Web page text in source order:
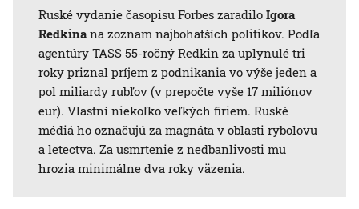
Ruské vydanie časopisu Forbes zaradilo Igora
Redkina na zoznam najbohatších politikov. Podľa
agentúry TASS 55-ročný Redkin za uplynulé tri
roky priznal príjem z podnikania vo výše jeden a
pol miliardy rubľov (v prepočte vyše 17 miliónov
eur). Vlastní niekoľko veľkých firiem. Ruské
médiá ho označujú za magnáta v oblasti rybolovu
a letectva. Za usmrtenie z nedbanlivosti mu
hrozia minimálne dva roky väzenia.